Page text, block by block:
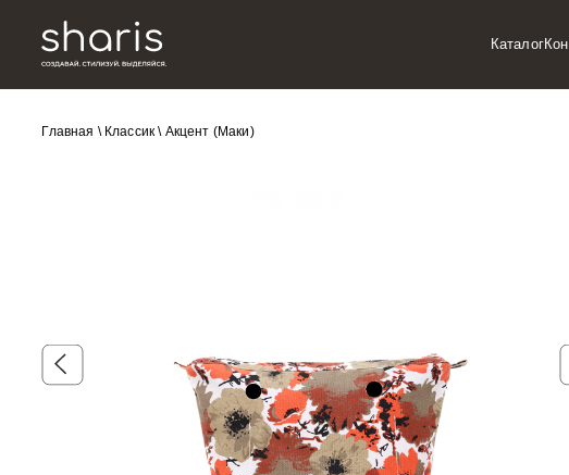
Каталог
Главная \ Классик \ Акцент (Маки)